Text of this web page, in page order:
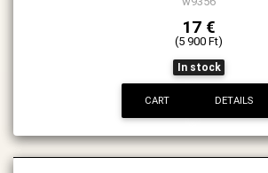
17 €
(5 900 Ft)
In stock
CART DETAILS